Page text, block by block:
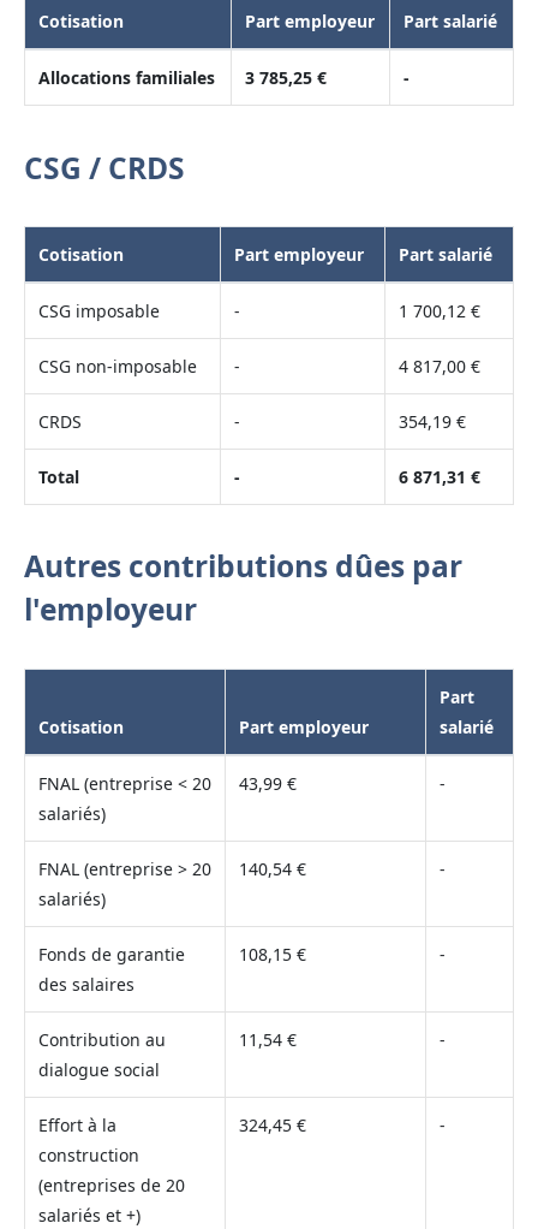
Cotisation Part employeur Part salarié
Allocations familiales 3 785,25 € -
CSG / CRDS
Cotisation Part employeur Part salarié
CSG imposable - 1 700,12 €
CSG non-imposable - 4 817,00 €
CRDS - 354,19 €
Total - 6 871,31 €
Autres contributions dûes par
l'employeur
Cotisation Part employeur
Part
salarié
FNAL (entreprise < 20
salariés)
43,99 € -
FNAL (entreprise > 20
salariés)
140,54 € -
Fonds de garantie
des salaires
108,15 € -
Contribution au
dialogue social
11,54 € -
Effort à la
construction
(entreprises de 20
salariés et +)
324,45 € -